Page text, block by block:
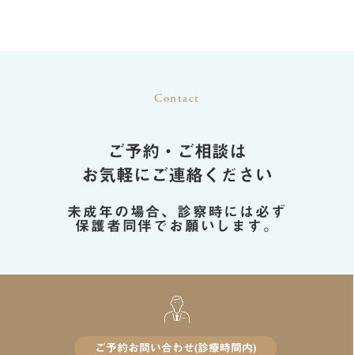
未成年の場合、診察時には必ず
保護者同伴でお願いします。
ご予約・ご相談は
お気軽にご連絡ください
Contact
ご予約お問い合わせ(診療時間内)